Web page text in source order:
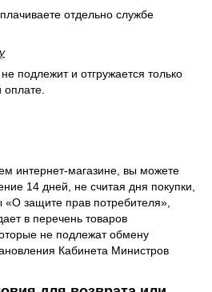
отдельно службе
подлежит и отгружается только
интернет-магазине, вы можете
14 дней, не считая дня покупки,
«О защите прав потребителя»,
в перечень товаров
не подлежат обмену
Кабинета Министров